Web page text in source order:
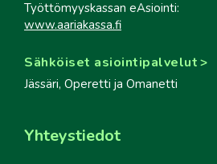
Työttömyyskassan eAsiointi:
www.aariakassa.fi
Sähköiset asiointipalvelut
Jässäri, Operetti ja Omanetti
Yhteystiedot